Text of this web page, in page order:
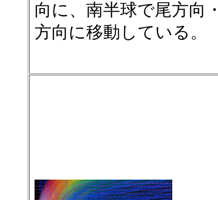
向に、南半球で尾方向
方向に移動している。